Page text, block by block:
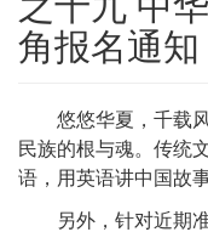
角报名通知
悠悠华夏，千载
民族的根与魂。传统
语，用英语讲中国故
另外，针对近期